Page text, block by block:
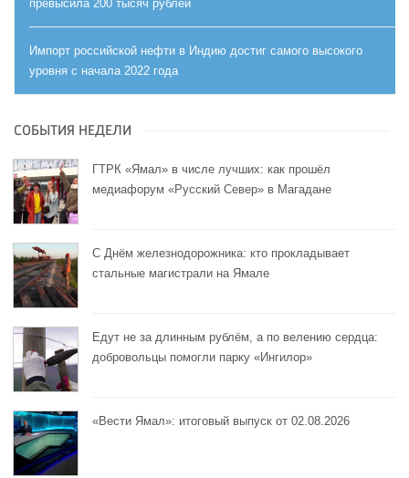
превысила 200 тысяч рублей
Импорт российской нефти в Индию достиг самого высокого
уровня с начала 2022 года
СОБЫТИЯ НЕДЕЛИ
ГТРК «Ямал» в числе лучших: как прошёл
медиафорум «Русский Север» в Магадане
С Днём железнодорожника: кто прокладывает
стальные магистрали на Ямале
Едут не за длинным рублём, а по велению сердца:
добровольцы помогли парку «Ингилор»
«Вести Ямал»: итоговый выпуск от 02.08.2026